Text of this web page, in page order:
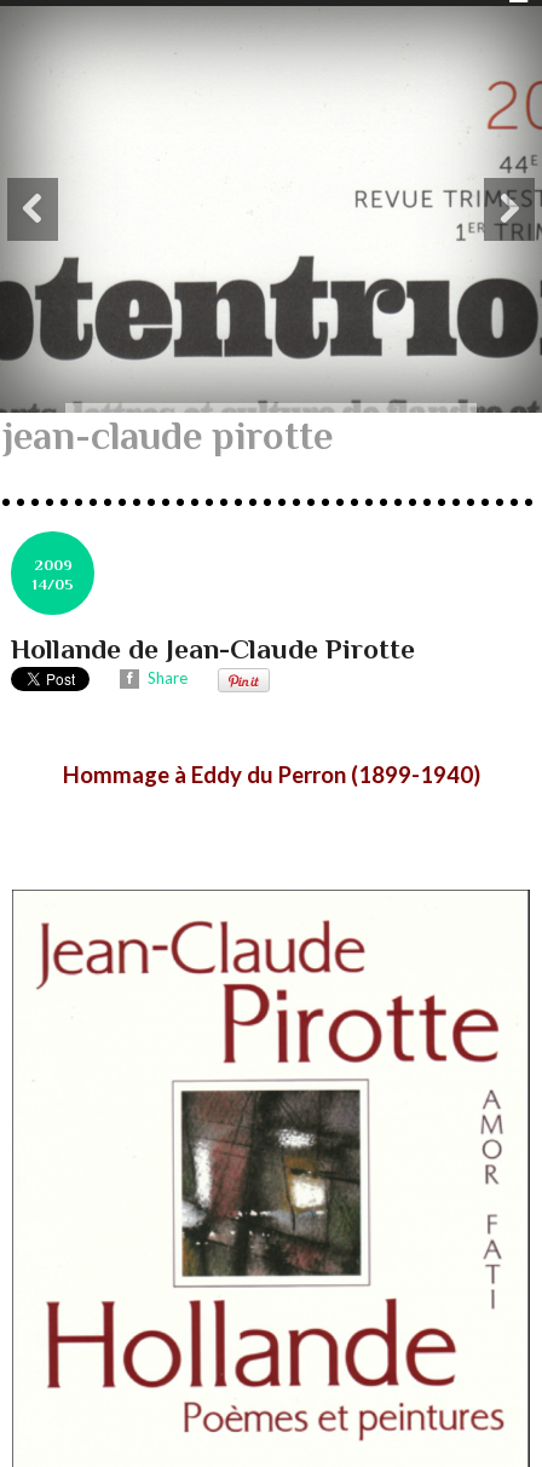
jean-claude pirotte
2009
14/05
Hollande de Jean-Claude Pirotte
Share
Hommage à Eddy du Perron (1899-1940)